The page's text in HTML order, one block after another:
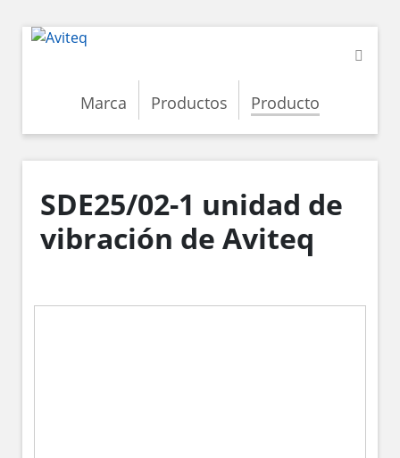
Marca Productos Producto
SDE25/02-1 unidad de
vibración de Aviteq